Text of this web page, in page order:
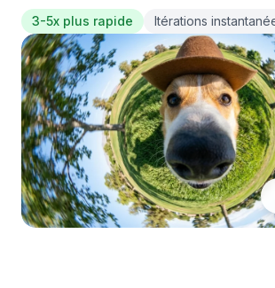
3-5x plus rapide Itérations